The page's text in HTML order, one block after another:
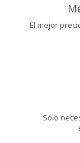
El mejor
Sólo